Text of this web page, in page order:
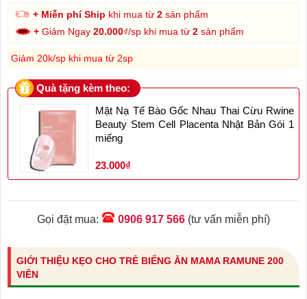
+ Miễn phí Ship khi mua từ 2 sản phẩm
+ Giảm Ngay20.000₫/sp khi mua từ2 sản phẩm
Giảm 20k/sp khi mua từ 2sp
Quà tặng kèm theo:
Mặt Nạ Tế Bào Gốc Nhau Thai Cừu Rwine
Beauty Stem Cell Placenta Nhật Bản Gói 1
miếng
23.000₫
Gọi đặt mua: 0906 917 566 (tư vấn miễn phí)
GIỚI THIỆU KẸO CHO TRẺ BIẾNG ĂN MAMA RAMUNE 200
VIÊN